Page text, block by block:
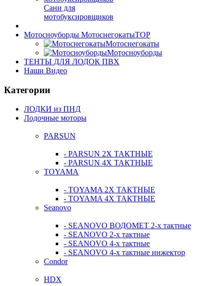
Сани для
мотобуксировщиков
Мотосноуборды МотоснегокатыTOP
Мотоснегокаты
Мотосноуборды
ТЕНТЫ ДЛЯ ЛОДОК ПВХ
Наши Видео
Категории
ЛОДКИ из ПНД
Лодочные моторы
PARSUN
- PARSUN 2Х ТАКТНЫЕ
- PARSUN 4Х ТАКТНЫЕ
TOYAMA
- TOYAMA 2Х ТАКТНЫЕ
- TOYAMA 4Х ТАКТНЫЕ
Seanovo
- SEANOVO ВОДОМЕТ 2-х тактные
- SEANOVO 2-х тактные
- SEANOVO 4-х тактные
- SEANOVO 4-х тактные инжектор
Condor
HDX